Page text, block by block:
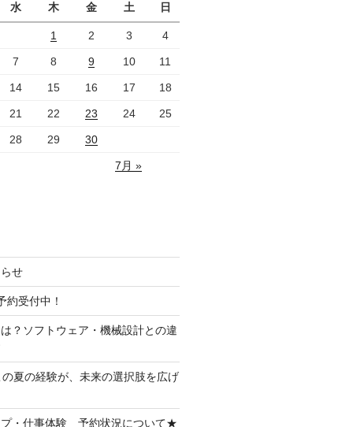
水
木 金 土 日
1 2 3 4
7 8 9 10 11
14 15 16 17 18
21 22 23 24 25
28 29 30
7月 »
せ
約受付中！
？ソフトウェア・機械設計との違
夏の経験が、未来の選択肢を広げ
プ・仕事体験 予約状況について★